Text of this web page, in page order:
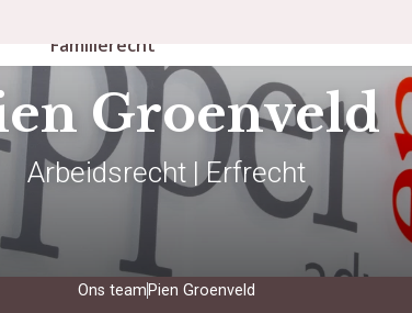
Familierecht
Groenveld
Arbeidsrecht | Erfrecht
Ons team Pien Groenveld